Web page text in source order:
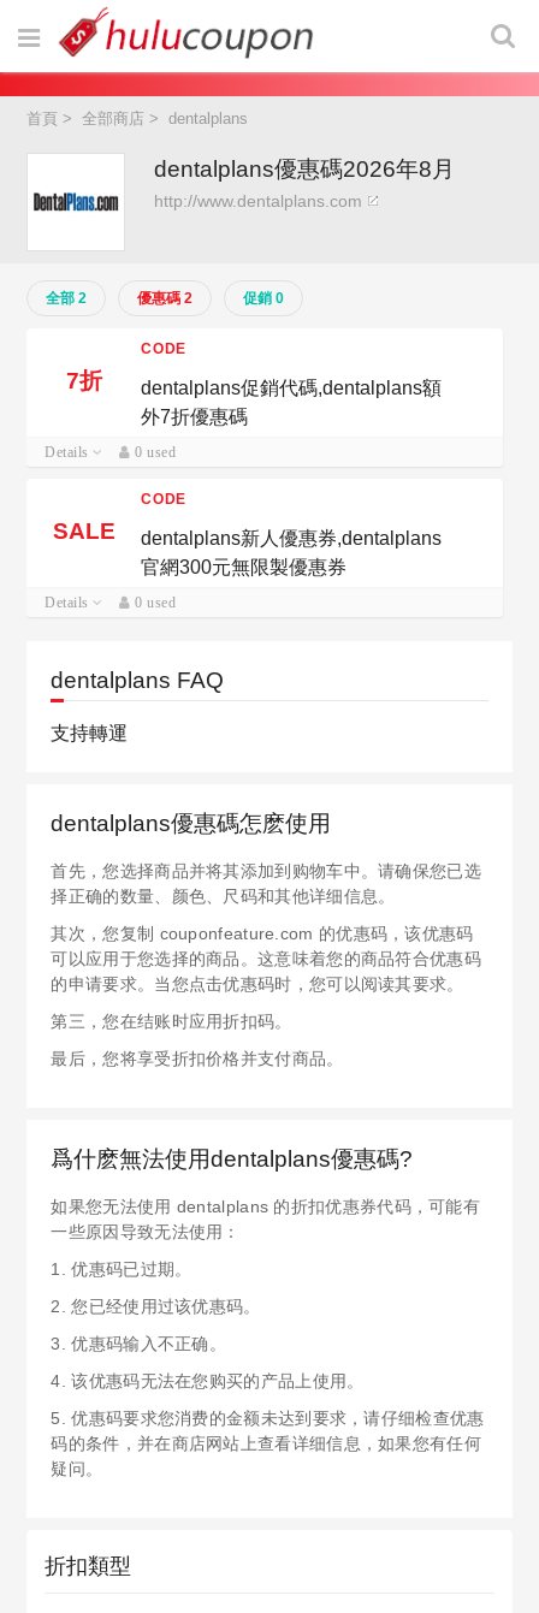
首頁 >全部商店 >dentalplans
dentalplans優惠碼2026年8月
http://www.dentalplans.com
全部 2 優惠碼 2 促銷 0
7折
CODE
dentalplans促銷代碼,dentalplans額
外7折優惠碼
Details 0 used
SALE
CODE
dentalplans新人優惠券,dentalplans
官網300元無限製優惠券
Details 0 used
dentalplans FAQ
支持轉運
dentalplans優惠碼怎麽使用
首先，您选择商品并将其添加到购物车中。请确保您已选
择正确的数量、颜色、尺码和其他详细信息。
其次，您复制 couponfeature.com 的优惠码，该优惠码
可以应用于您选择的商品。这意味着您的商品符合优惠码
的申请要求。当您点击优惠码时，您可以阅读其要求。
第三，您在结账时应用折扣码。
最后，您将享受折扣价格并支付商品。
爲什麽無法使用dentalplans優惠碼?
如果您无法使用 dentalplans 的折扣优惠券代码，可能有
一些原因导致无法使用：
1. 优惠码已过期。
2. 您已经使用过该优惠码。
3. 优惠码输入不正确。
4. 该优惠码无法在您购买的产品上使用。
5. 优惠码要求您消费的金额未达到要求，请仔细检查优惠
码的条件，并在商店网站上查看详细信息，如果您有任何
疑问。
折扣類型